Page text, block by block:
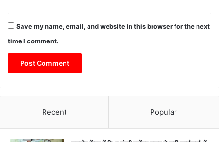
Save my name, email, and website in this browser for the next
time I comment.
Recent Popular